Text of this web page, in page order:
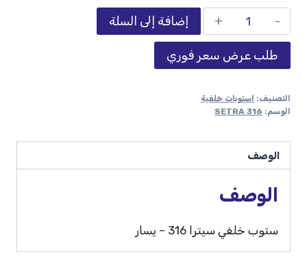
إضافة إلى السلة
طلب عرض سعر فوري
التصنيف: استوبات خلفية
الوسم: SETRA 316
الوصف
الوصف
ستوب خلفي سيترا 316 – يسار